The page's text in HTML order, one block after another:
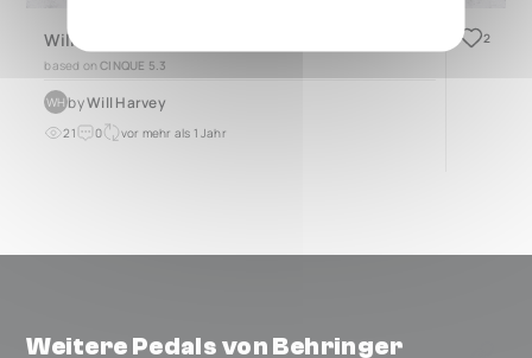
Will's Muse/ Royal Blood Pedal Board
based on CINQUE 5.3
WH byWill Harvey
21 0 vor mehr als 1 Jahr
2
Weitere Pedals von Behringer